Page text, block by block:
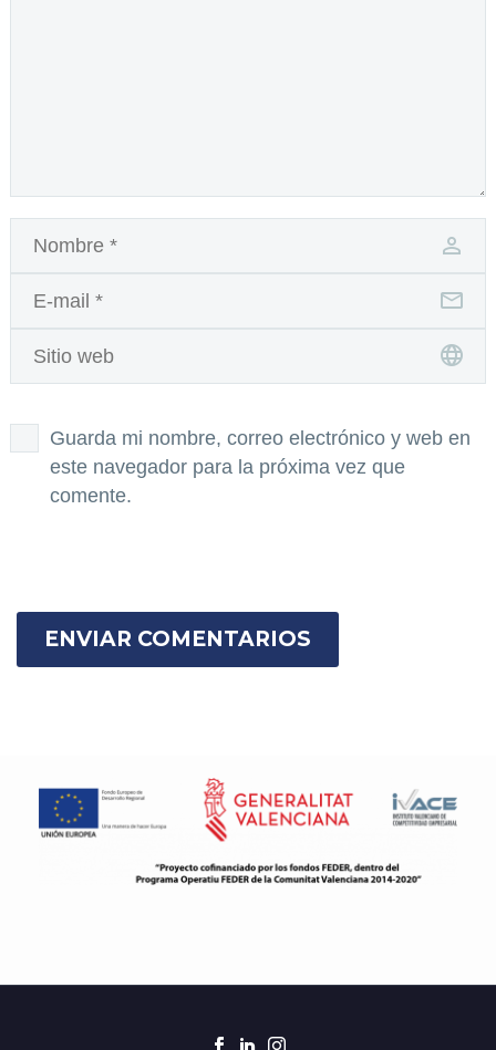
Guarda mi nombre, correo electrónico y web en
este navegador para la próxima vez que
comente.
ENVIAR COMENTARIOS